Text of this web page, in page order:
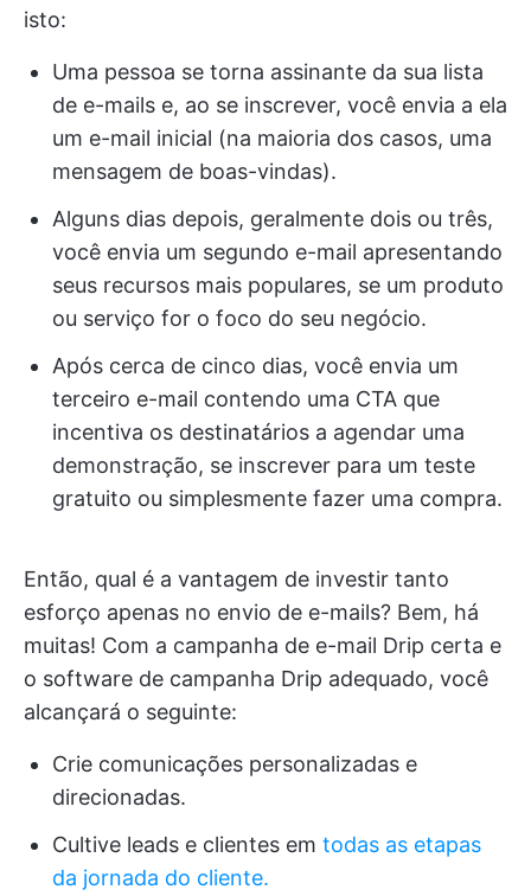
isto:
Uma pessoa se torna assinante da sua lista
de e-mails e, ao se inscrever, você envia a ela
um e-mail inicial (na maioria dos casos, uma
mensagem de boas-vindas).
Alguns dias depois, geralmente dois ou três,
você envia um segundo e-mail apresentando
seus recursos mais populares, se um produto
ou serviço for o foco do seu negócio.
Após cerca de cinco dias, você envia um
terceiro e-mail contendo uma CTA que
incentiva os destinatários a agendar uma
demonstração, se inscrever para um teste
gratuito ou simplesmente fazer uma compra.
Então, qual é a vantagem de investir tanto
esforço apenas no envio de e-mails? Bem, há
muitas! Com a campanha de e-mail Drip certa e
o software de campanha Drip adequado, você
alcançará o seguinte:
Crie comunicações personalizadas e
direcionadas.
Cultive leads e clientes em todas as etapas
da jornada do cliente.